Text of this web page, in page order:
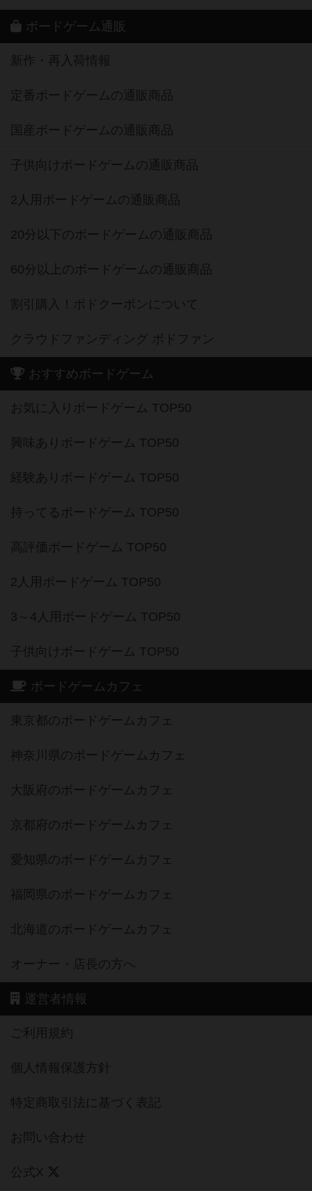
ボードゲーム通販
新作・再入荷情報
定番ボードゲームの通販商品
国産ボードゲームの通販商品
子供向けボードゲームの通販商品
2人用ボードゲームの通販商品
20分以下のボードゲームの通販商品
60分以上のボードゲームの通販商品
割引購入！ボドクーポンについて
クラウドファンディング ボドファン
おすすめボードゲーム
お気に入りボードゲーム TOP50
興味ありボードゲーム TOP50
経験ありボードゲーム TOP50
持ってるボードゲーム TOP50
高評価ボードゲーム TOP50
2人用ボードゲーム TOP50
3～4人用ボードゲーム TOP50
子供向けボードゲーム TOP50
ボードゲームカフェ
東京都のボードゲームカフェ
神奈川県のボードゲームカフェ
大阪府のボードゲームカフェ
京都府のボードゲームカフェ
愛知県のボードゲームカフェ
福岡県のボードゲームカフェ
北海道のボードゲームカフェ
オーナー・店長の方へ
運営者情報
ご利用規約
個人情報保護方針
特定商取引法に基づく表記
お問い合わせ
公式X